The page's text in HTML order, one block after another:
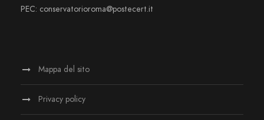
PEC: conservatorioroma@postecert.it
Mappa del sito
Privacy policy